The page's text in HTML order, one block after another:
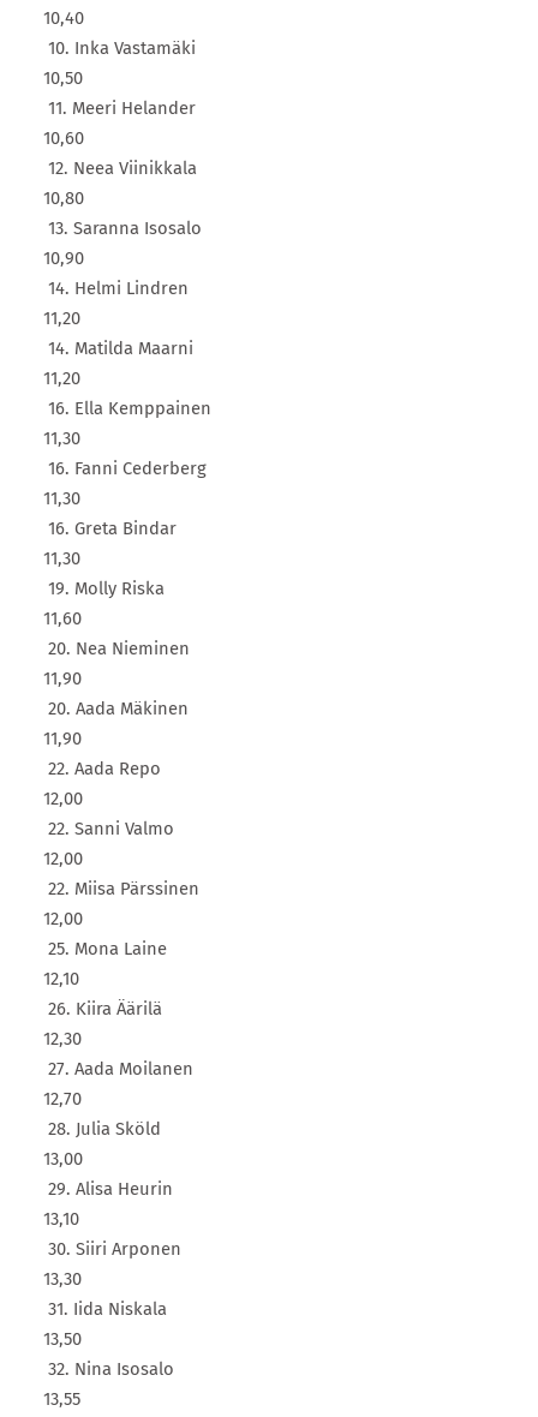
10,40
10. Inka Vastamäki
10,50
11. Meeri Helander
10,60
12. Neea Viinikkala
10,80
13. Saranna Isosalo
10,90
14. Helmi Lindren
11,20
14. Matilda Maarni
11,20
16. Ella Kemppainen
11,30
16. Fanni Cederberg
11,30
16. Greta Bindar
11,30
19. Molly Riska
11,60
20. Nea Nieminen
11,90
20. Aada Mäkinen
11,90
22. Aada Repo
12,00
22. Sanni Valmo
12,00
22. Miisa Pärssinen
12,00
25. Mona Laine
12,10
26. Kiira Äärilä
12,30
27. Aada Moilanen
12,70
28. Julia Sköld
13,00
29. Alisa Heurin
13,10
30. Siiri Arponen
13,30
31. Iida Niskala
13,50
32. Nina Isosalo
13,55